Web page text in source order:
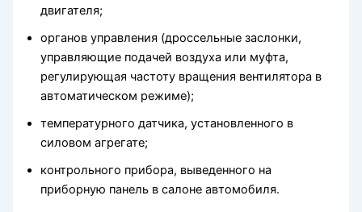
двигателя;
органов управления (дроссельные заслонки,
управляющие подачей воздуха или муфта,
регулирующая частоту вращения вентилятора в
автоматическом режиме);
температурного датчика, установленного в
силовом агрегате;
контрольного прибора, выведенного на
приборную панель в салоне автомобиля.